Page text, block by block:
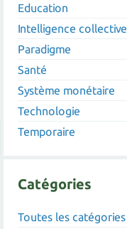
Education
Intelligence collective
Paradigme
Santé
Système monétaire
Technologie
Temporaire
Catégories
Toutes les catégories